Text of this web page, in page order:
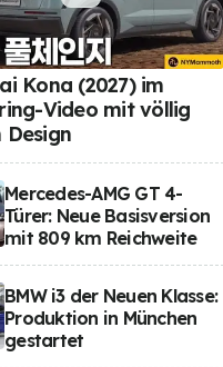
Kona (2027) im
Video mit völlig
Design
Mercedes-AMG GT 4-
Türer: Neue Basisversion
mit 809 km Reichweite
BMW i3 der Neuen Klasse:
Produktion in München
gestartet